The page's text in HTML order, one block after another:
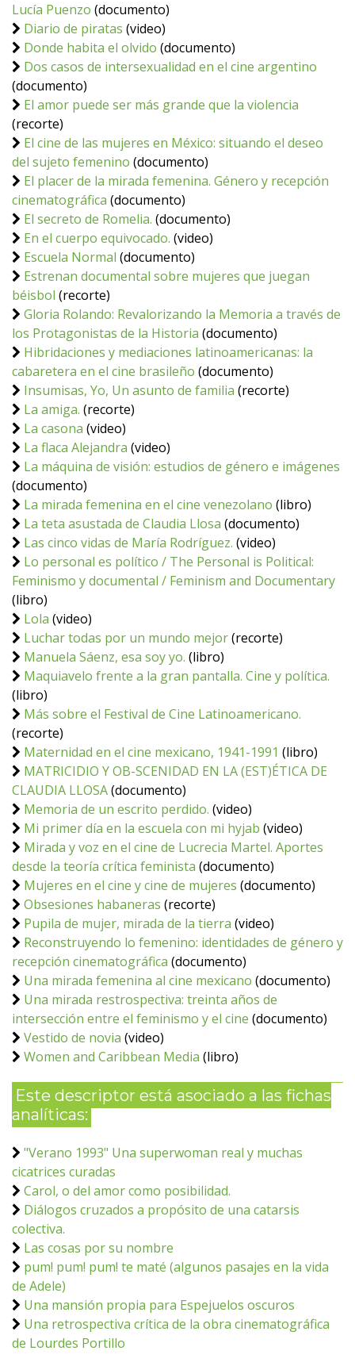
Lucía Puenzo (documento)
Diario de piratas (video)
Donde habita el olvido (documento)
Dos casos de intersexualidad en el cine argentino
(documento)
El amor puede ser más grande que la violencia
(recorte)
El cine de las mujeres en México: situando el deseo
del sujeto femenino (documento)
El placer de la mirada femenina. Género y recepción
cinematográfica (documento)
El secreto de Romelia. (documento)
En el cuerpo equivocado. (video)
Escuela Normal (documento)
Estrenan documental sobre mujeres que juegan
béisbol (recorte)
Gloria Rolando: Revalorizando la Memoria a través de
los Protagonistas de la Historia (documento)
Hibridaciones y mediaciones latinoamericanas: la
cabaretera en el cine brasileño (documento)
Insumisas, Yo, Un asunto de familia (recorte)
La amiga. (recorte)
La casona (video)
La flaca Alejandra (video)
La máquina de visión: estudios de género e imágenes
(documento)
La mirada femenina en el cine venezolano (libro)
La teta asustada de Claudia Llosa (documento)
Las cinco vidas de María Rodríguez. (video)
Lo personal es político / The Personal is Political:
Feminismo y documental / Feminism and Documentary
(libro)
Lola (video)
Luchar todas por un mundo mejor(recorte)
Manuela Sáenz, esa soy yo. (libro)
Maquiavelo frente a la gran pantalla. Cine y política.
(libro)
Más sobre el Festival de Cine Latinoamericano.
(recorte)
Maternidad en el cine mexicano, 1941-1991 (libro)
MATRICIDIO Y OB-SCENIDAD EN LA (EST)ÉTICA DE
CLAUDIA LLOSA(documento)
Memoria de un escrito perdido. (video)
Mi primer día en la escuela con mi hyjab (video)
Mirada y voz en el cine de Lucrecia Martel. Aportes
desde la teoría crítica feminista (documento)
Mujeres en el cine y cine de mujeres (documento)
Obsesiones habaneras (recorte)
Pupila de mujer, mirada de la tierra (video)
Reconstruyendo lo femenino: identidades de género y
recepción cinematográfica (documento)
Una mirada femenina al cine mexicano (documento)
Una mirada restrospectiva: treinta años de
intersección entre el feminismo y el cine (documento)
Vestido de novia (video)
Women and Caribbean Media (libro)
Este descriptor está asociado a las fichas
analíticas:
"Verano 1993" Una superwoman real y muchas
cicatrices curadas
Carol, o del amor como posibilidad.
Diálogos cruzados a propósito de una catarsis
colectiva.
Las cosas por su nombre
pum! pum! pum! te maté (algunos pasajes en la vida
de Adele)
Una mansión propia para Espejuelos oscuros
Una retrospectiva crítica de la obra cinematográfica
de Lourdes Portillo